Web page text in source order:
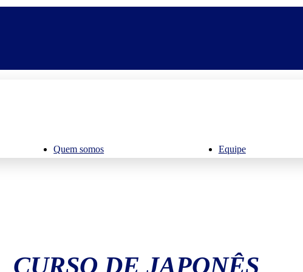
Quem somos Equipe
CURSO DE JAPONÊS